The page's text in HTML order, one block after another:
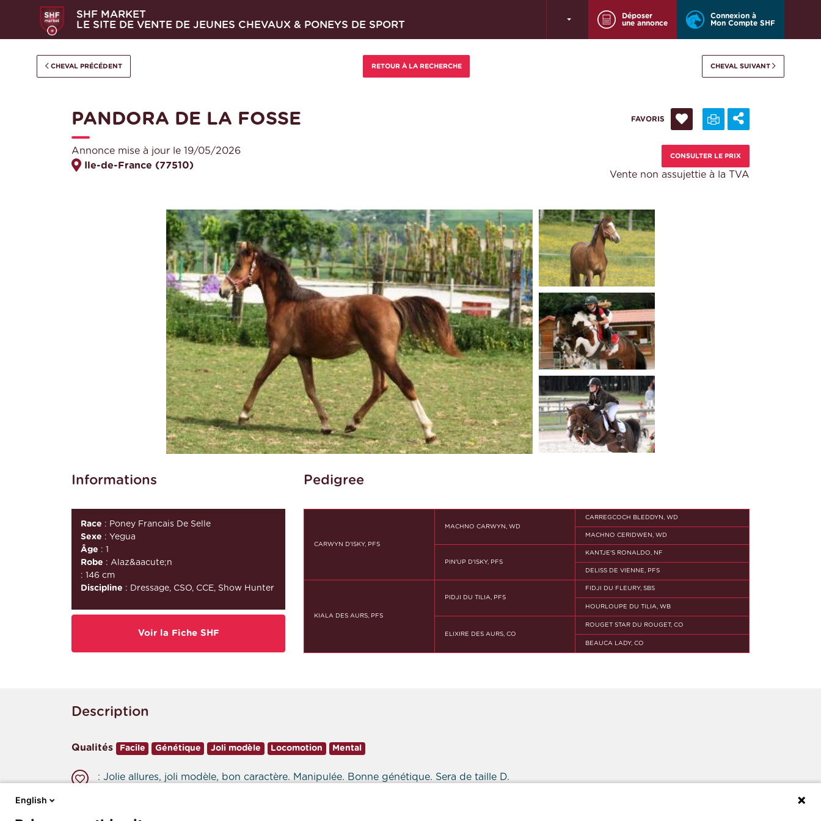
SHF MARKET
LE SITE DE VENTE DE JEUNES CHEVAUX & PONEYS DE SPORT
Déposer
une annonce
Connexion à
Mon Compte SHF
CHEVAL PRÉCÉDENT CHEVAL SUIVANT
PANDORA DE LA FOSSE
CONSULTER LE PRIX
Vente non assujettie à la TVA
FAVORIS
Annonce mise à jour le 19/05/2026
Ile-de-France (77510)
Informations Pedigree
Race : Poney Francais De Selle
Sexe : Yegua
Âge : 1
Robe : Alaz&aacute;n
: 146 cm
Discipline : Dressage, CSO, CCE, Show Hunter
Voir la Fiche SHF
CARWYN D'ISKY, PFS
MACHNO CARWYN, WD
CARREGCOCH BLEDDYN, WD
MACHNO CERIDWEN, WD
PIN'UP D'ISKY, PFS
KANTJE'S RONALDO, NF
DELISS DE VIENNE, PFS
KIALA DES AURS, PFS
PIDJI DU TILIA, PFS
FIDJI DU FLEURY, SBS
HOURLOUPE DU TILIA, WB
ELIXIRE DES AURS, CO
ROUGET STAR DU ROUGET, CO
BEAUCA LADY, CO
Description
Qualités Facile Génétique Joli modèle Locomotion Mental
: Jolie allures, joli modèle, bon caractère. Manipulée. Bonne génétique. Sera de taille D.
English